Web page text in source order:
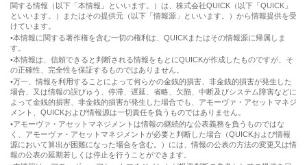
関する情報（以下「本情報」といいます。）は、株式会社QUICK（以下「QUICK」
といいます。）またはその提供元（以下「情報源」といいます。）から情報提供を受
けています。
•本情報に関する著作権を含む一切の権利は、QUICKまたはその情報源に帰属しま
す。
•本情報は、信頼できると判断される情報をもとにQUICKが作成したものですが、そ
の正確性、完全性を保証するものではありません。
•万一、情報を利用することによって何らかの金銭的損害、非金銭的損害が発生した
場合、又は情報の誤びゅう、停滞、遅延、省略、欠陥、中断及びシステム障害などに
よって金銭的損害、非金銭的損害が発生した場合でも、アモーヴァ・アセットマネジ
メント、QUICKおよび情報源は一切責任を負うものではありません。
•アモーヴァ・アセットマネジメントは情報の継続的な公表義務を負うものではな
く、アモーヴァ・アセットマネジメントが必要と判断した場合（QUICKおよび情報
源において算出が困難になった場合を含む。）には、情報の公表の方法の変更又は情
報の公表の延期若しくは停止を行うことができます。